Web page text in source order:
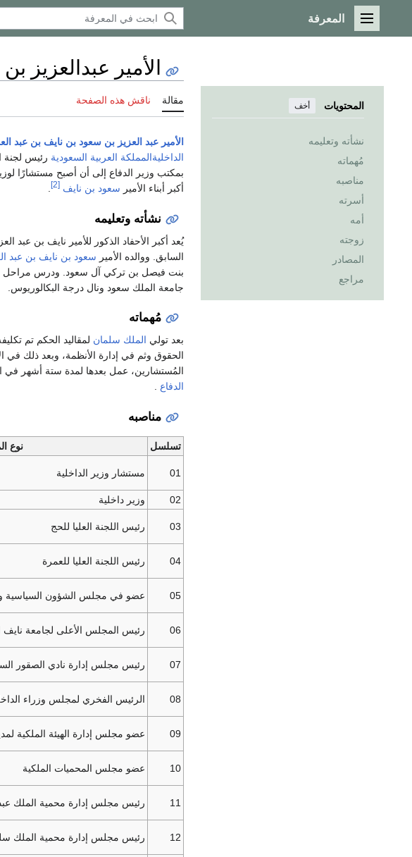
القائمة الرئيسية
المعرفة
المحتويات أخف
نشأته وتعليمه
مُهماته
مناصبه
أسرته
أمه
زوجته
المصادر
مراجع
الأمير عبدالعزيز
مقالة ناقش هذه الصفحة
الأمير عبد العزيز بن سعود بن نايف بن عبد
الداخليةالمملكة العربية السعودية رئيس لجنة
بمكتب وزير الدفاع إلى أن أصبح مستشارًا
أكبر أبناء الأمير سعود بن نايف [2]
نشأته وتعليمه
يُعد أكبر الأحفاد الذكور للأمير نايف بن عبد
السابق. ووالده الأمير سعود بن نايف بن عبد
بنت فيصل بن تركي آل سعود. ودرس مراحل
جامعة الملك سعود ونال درجة البكالوريوس.
مُهماته
بعد تولي الملك سلمان لمقاليد الحكم تم
الحقوق وثم في إدارة الأنظمة، وبعد ذلك في
المُستشارين، عمل بعدها لمدة ستة أشهر في
الدفاع .
مناصبه
تسلسل نوع
01 مستشار وزير الداخلية
02
وزير داخلية
03 رئيس اللجنة العليا للحج
04 رئيس اللجنة العليا للعمرة
05 عضو في مجلس الشؤون السياسية
06 رئيس المجلس الأعلى لجامعة نايف
07 رئيس مجلس إدارة نادي الصقور
08 الرئيس الفخري لمجلس وزراء
09 عضو مجلس إدارة الهيئة الملكية
10 عضو مجلس المحميات الملكية
11 رئيس مجلس إدارة محمية الملك عبد
12 رئيس مجلس إدارة محمية الملك